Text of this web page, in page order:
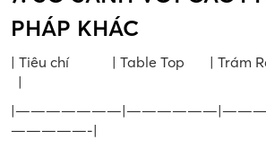
PHÁP KHÁC
| Tiêu chí | Table Top | Trám
|
—————-|